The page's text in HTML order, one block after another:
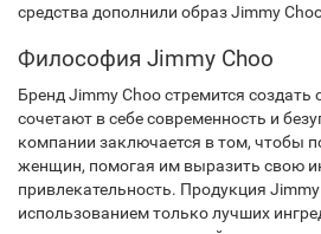
средства дополнили образ Jimmy
Философия Jimmy Choo
Бренд Jimmy Choo стремится
сочетают в себе современность и
компании заключается в том, чтобы
женщин, помогая им выразить свою
привлекательность. Продукция Jimmy
использованием только лучших